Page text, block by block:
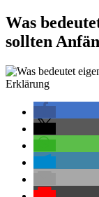
Was
sollten